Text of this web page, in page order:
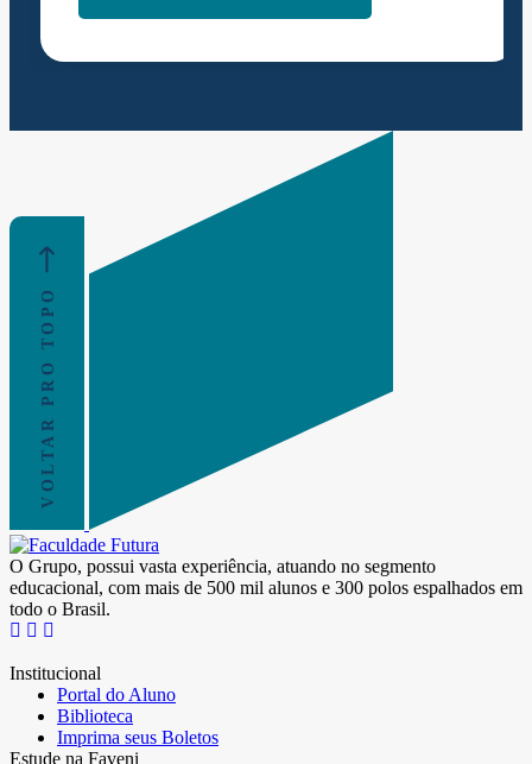
VOLTAR PRO TOPO
O Grupo, possui vasta experiência, atuando no segmento
educacional, com mais de 500 mil alunos e 300 polos espalhados em
todo o Brasil.
Institucional
Portal do Aluno
Biblioteca
Imprima seus Boletos
Estude na Faveni